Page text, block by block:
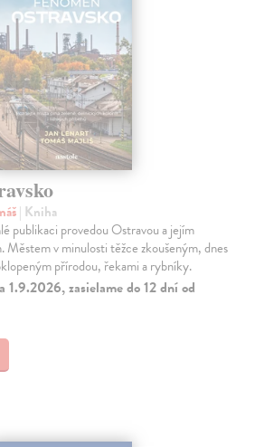
| Kniha
publikaci provedou Ostravou a jejím
Městem v minulosti těžce zkoušeným, dnes
přírodou, řekami a rybníky.
1.9.2026, zasielame do 12 dní od